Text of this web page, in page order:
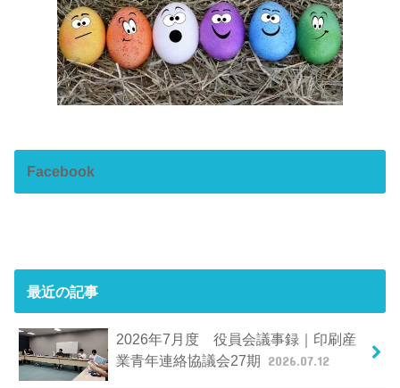
Facebook
最近の記事
2026年7月度 役員会議事録｜印刷産
業青年連絡協議会27期 2026.07.12